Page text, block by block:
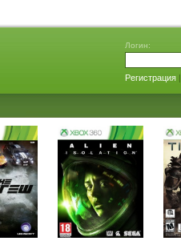
Логин:
Регистрация|